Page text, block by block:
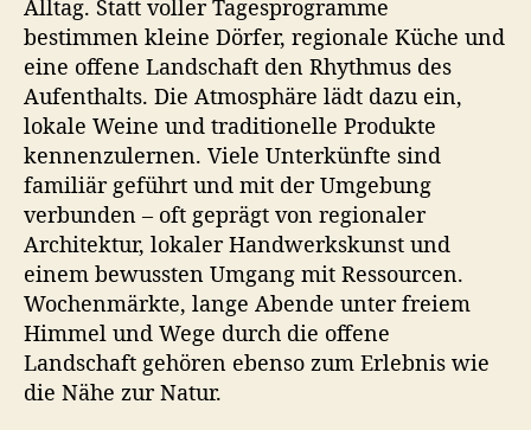
Alltag. Statt voller Tagesprogramme
bestimmen kleine Dörfer, regionale Küche und
eine offene Landschaft den Rhythmus des
Aufenthalts. Die Atmosphäre lädt dazu ein,
lokale Weine und traditionelle Produkte
kennenzulernen. Viele Unterkünfte sind
familiär geführt und mit der Umgebung
verbunden – oft geprägt von regionaler
Architektur, lokaler Handwerkskunst und
einem bewussten Umgang mit Ressourcen.
Wochenmärkte, lange Abende unter freiem
Himmel und Wege durch die offene
Landschaft gehören ebenso zum Erlebnis wie
die Nähe zur Natur.